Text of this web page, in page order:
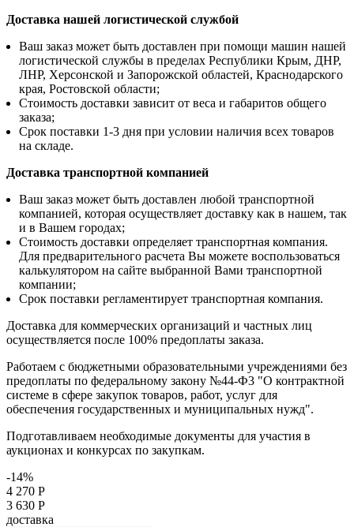
Доставка нашей логистической службой
Ваш заказ может быть доставлен при помощи машин нашей
логистической службы в пределах Республики Крым, ДНР,
ЛНР, Херсонской и Запорожской областей, Краснодарского
края, Ростовской области;
Стоимость доставки зависит от веса и габаритов общего
заказа;
Срок поставки 1-3 дня при условии наличия всех товаров
на складе.
Доставка транспортной компанией
Ваш заказ может быть доставлен любой транспортной
компанией, которая осуществляет доставку как в нашем, так
и в Вашем городах;
Стоимость доставки определяет транспортная компания.
Для предварительного расчета Вы можете воспользоваться
калькулятором на сайте выбранной Вами транспортной
компании;
Срок поставки регламентирует транспортная компания.
Доставка для коммерческих организаций и частных лиц
осуществляется после 100% предоплаты заказа.
Работаем с бюджетными образовательными учреждениями без
предоплаты по федеральному закону №44-Ф3 "О контрактной
системе в сфере закупок товаров, работ, услуг для
обеспечения государственных и муниципальных нужд".
Подготавливаем необходимые документы для участия в
аукционах и конкурсах по закупкам.
-14%
4 270 Р
3 630 Р
доставка